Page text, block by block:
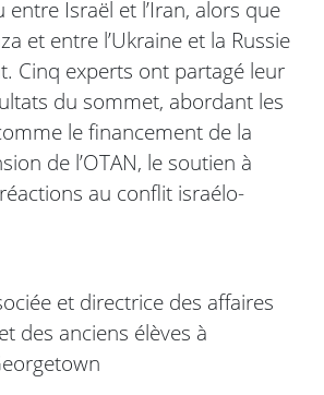
entre Israël et l’Iran, alors que
et entre l’Ukraine et la Russie
Cinq experts ont partagé leur
du sommet, abordant les
le financement de la
de l’OTAN, le soutien à
au conflit israélo-
et directrice des affaires
des anciens élèves à